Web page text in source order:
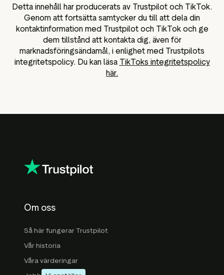
Detta innehåll har producerats av Trustpilot och TikTok.
Genom att fortsätta samtycker du till att dela din
kontaktinformation med Trustpilot och TikTok och ge
dem tillstånd att kontakta dig, även för
marknadsföringsändamål, i enlighet med Trustpilots
integritetspolicy. Du kan läsa TikToks integritetspolicy
här.
Om oss
Så här fungerar Trustpilot
Vår historia
Våra värderingar